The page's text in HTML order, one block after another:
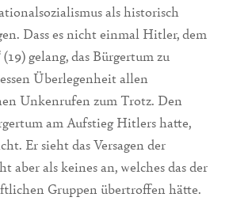
als historisch
Dass es nicht einmal Hitler, dem
gelang, das Bürgertum zu
Überlegenheit allen
Unkenrufen zum Trotz. Den
am Aufstieg Hitlers hatte,
Er sieht das Versagen der
aber als keines an, welches das der
Gruppen übertroffen hätte.